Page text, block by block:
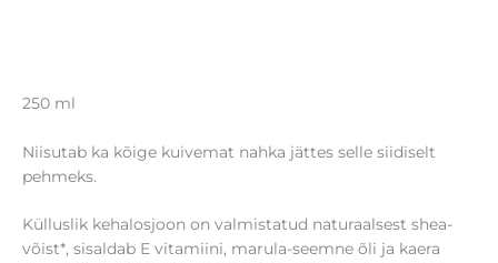
250 ml
Niisutab ka kõige kuivemat nahka jättes selle siidiselt
pehmeks.
Külluslik kehalosjoon on valmistatud naturaalsest shea-
võist*, sisaldab E vitamiini, marula-seemne õli ja kaera